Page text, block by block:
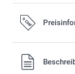
Alle Preise
MwSt. und zzgl.